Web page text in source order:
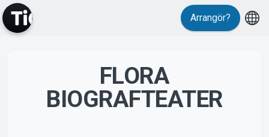
Arrangör?
FLORA
BIOGRAFTEATER